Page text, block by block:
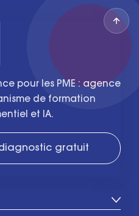
pour les PME : agence
de formation
et IA.
gratuit